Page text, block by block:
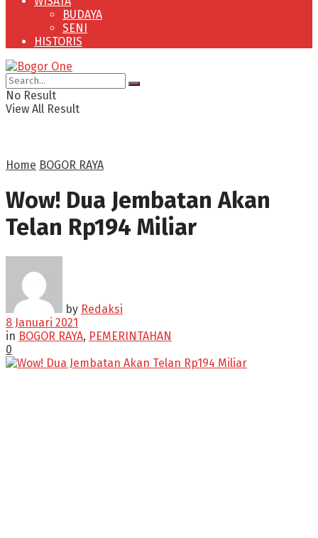
BUDAYA
SENI
HISTORIS
No Result
View All Result
Home BOGOR RAYA
Wow! Dua Jembatan Akan
Telan Rp194 Miliar
by Redaksi
8 Januari 2021
in BOGOR RAYA, PEMERINTAHAN
0